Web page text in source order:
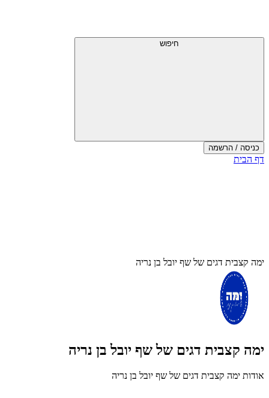
עליון
חיפוש
כניסה / הרשמה
סוף
דף הבית
ימה קצבית דגים של שף יובל בן נריה
ימה קצבית דגים של שף יובל בן נריה
אודות ימה קצבית דגים של שף יובל בן נריה